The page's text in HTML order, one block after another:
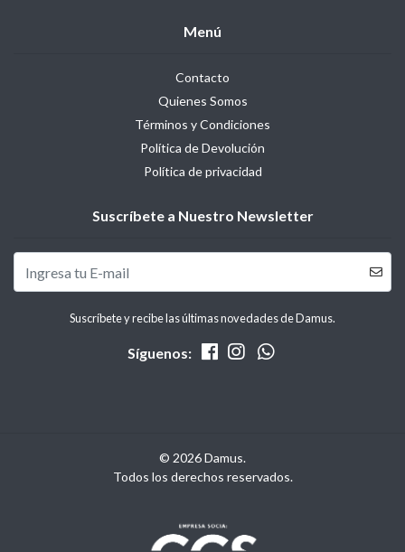
Menú
Contacto
Quienes Somos
Términos y Condiciones
Política de Devolución
Política de privacidad
Suscríbete a Nuestro Newsletter
Suscríbete y recibe las últimas novedades de Damus.
Síguenos:
© 2026 Damus.
Todos los derechos reservados.